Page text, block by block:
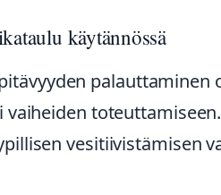
käytännössä
palauttaminen
vaiheiden
vesitiivistämisen